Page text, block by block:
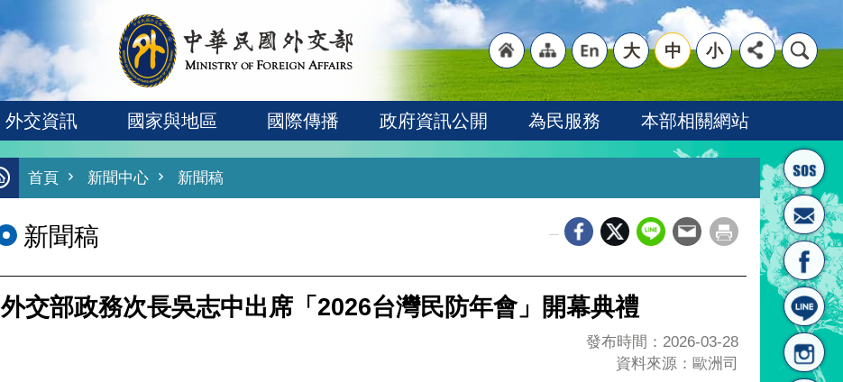
首頁
"網
站導
"英
文語
大 中 小
外交資訊 國家與地區 國際傳播 政府資訊公開 為民服務 本部相關網站
首頁 新聞中心 新聞稿
新聞稿
外交部政務次長吳志中出席「2026台灣民防年會」開幕典禮
發布時間：2026-03-28
資料來源：歐洲司